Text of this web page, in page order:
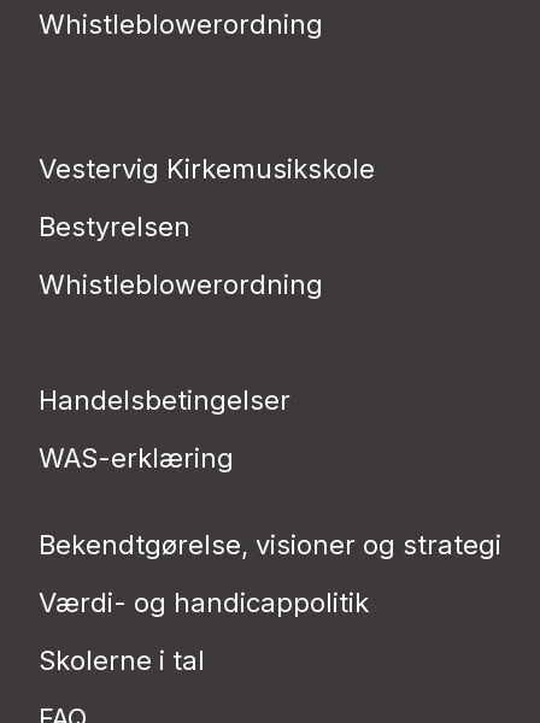
Whistleblowerordning
Vestervig Kirkemusikskole
Bestyrelsen
Whistleblowerordning
Handelsbetingelser
WAS-erklæring
Bekendtgørelse, visioner og strategi
Værdi- og handicappolitik
Skolerne i tal